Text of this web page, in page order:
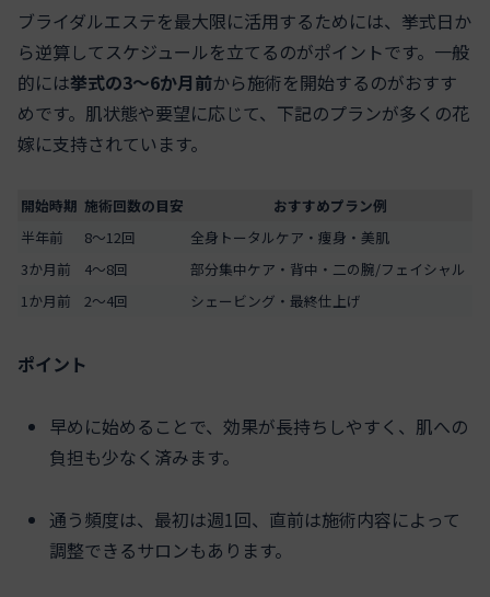
ブライダルエステを最大限に活用するためには、挙式日か
ら逆算してスケジュールを立てるのがポイントです。一般
的には挙式の3～6か月前から施術を開始するのがおすす
めです。肌状態や要望に応じて、下記のプランが多くの花
嫁に支持されています。
開始時期 施術回数の目安
おすすめプラン例
半年前
8～12回
全身トータルケア・痩身・美肌
3か月前
4～8回
部分集中ケア・背中・二の腕/フェイシャル
1か月前
2～4回 シェービング・最終仕上げ
ポイント
早めに始めることで、効果が長持ちしやすく、肌への
負担も少なく済みます。
通う頻度は、最初は週1回、直前は施術内容によって
調整できるサロンもあります。